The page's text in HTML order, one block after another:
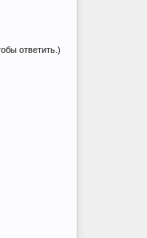
ответить.)